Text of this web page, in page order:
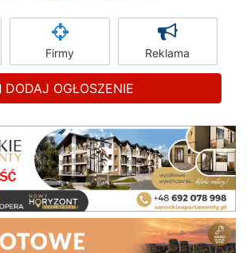
Firmy Reklama
DODAJ OGŁOSZENIE